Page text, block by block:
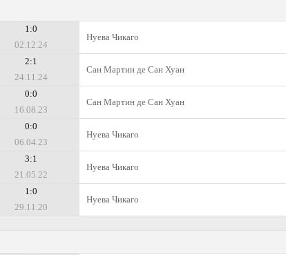
1:0
02.12.24
Нуева Чикаго
2:1
24.11.24
Сан Мартин де Сан Хуан
0:0
16.08.23
Сан Мартин де Сан Хуан
0:0
06.04.23
Нуева Чикаго
3:1
21.05.22
Нуева Чикаго
1:0
29.11.20
Нуева Чикаго